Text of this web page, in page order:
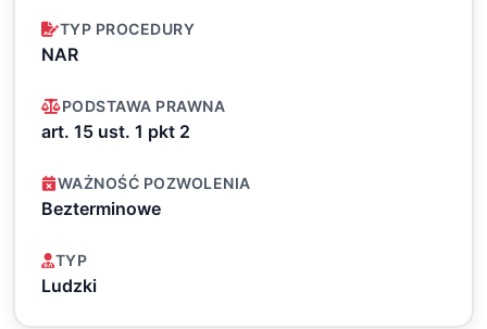
TYP PROCEDURY
NAR
PODSTAWA PRAWNA
art. 15 ust. 1 pkt 2
WAŻNOŚĆ POZWOLENIA
Bezterminowe
TYP
Ludzki